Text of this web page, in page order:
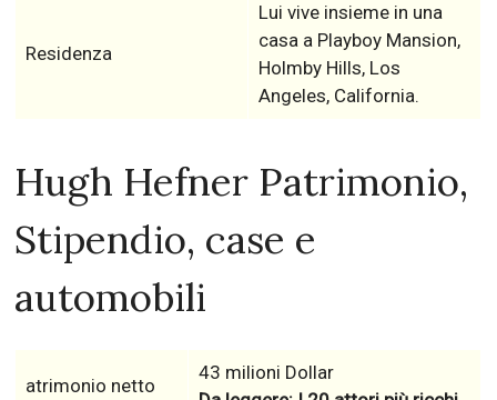
Residenza
Lui vive insieme in una
casa a Playboy Mansion,
Holmby Hills, Los
Angeles, California.
Hugh Hefner Patrimonio,
Stipendio, case e
automobili
atrimonio netto
43 milioni Dollar